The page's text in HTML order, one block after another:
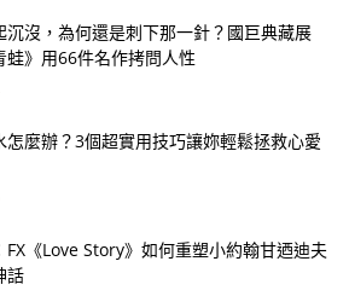
沉沒，為何還是刺下那一針？國巨典藏展
蛙》用66件名作拷問人性
怎麼辦？3個超實用技巧讓妳輕鬆拯救心愛
FX《Love Story》如何重塑小約翰甘迺迪夫
話